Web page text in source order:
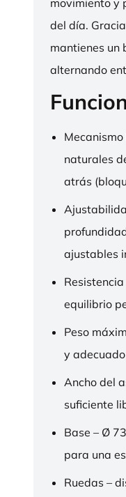
movimiento y
del día.
mantienes un
alternando
naturales
atrás
ajustables
equilibrio
Peso
y
Ancho del
suficiente
Base – Ø
para una
Ruedas –